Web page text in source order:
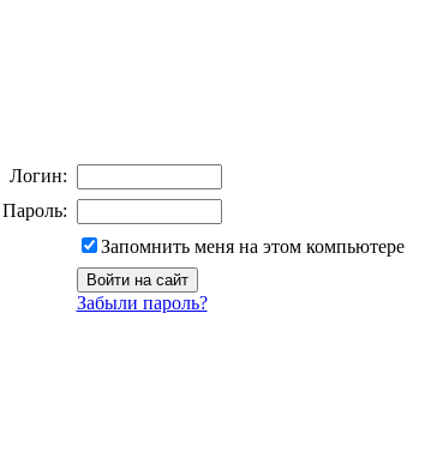
Логин:
Пароль:
Запомнить меня на этом компьютере
Забыли пароль?